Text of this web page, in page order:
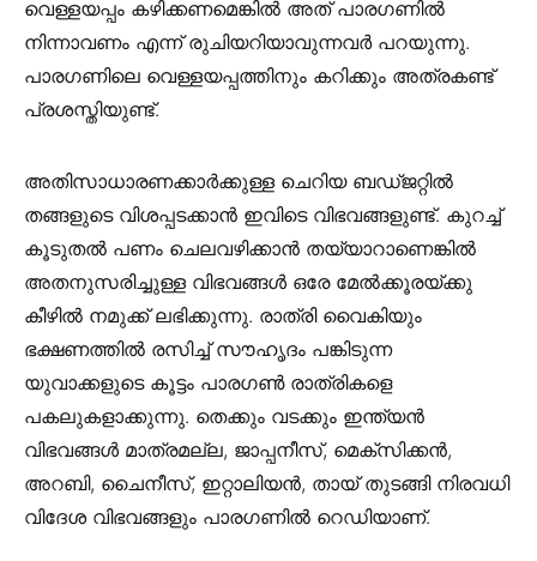
വെള്ളയപ്പം കഴിക്കണമെങ്കില്‍ അത് പാരഗണില്‍
നിന്നാവണം എന്ന് രുചിയറിയാവുന്നവര്‍ പറയുന്നു.
പാരഗണിലെ വെള്ളയപ്പത്തിനും കറിക്കും അത്രകണ്ട്
പ്രശസ്തിയുണ്ട്.
അതിസാധാരണക്കാര്‍ക്കുള്ള ചെറിയ ബഡ്ജറ്റില്‍
തങ്ങളുടെ വിശപ്പടക്കാന്‍ ഇവിടെ വിഭവങ്ങളുണ്ട്. കുറച്ച്
കൂടുതല്‍ പണം ചെലവഴിക്കാന്‍ തയ്യാറാണെങ്കില്‍
അതനുസരിച്ചുള്ള വിഭവങ്ങള്‍ ഒരേ മേല്‍ക്കൂരയ്ക്കു
കീഴില്‍ നമുക്ക് ലഭിക്കുന്നു. രാത്രി വൈകിയും
ഭക്ഷണത്തില്‍ രസിച്ച് സൗഹൃദം പങ്കിടുന്ന
യുവാക്കളുടെ കൂട്ടം പാരഗണ്‍ രാത്രികളെ
പകലുകളാക്കുന്നു. തെക്കും വടക്കും ഇന്ത്യന്‍
വിഭവങ്ങള്‍ മാത്രമല്ല, ജാപ്പനീസ്, മെക്‌സിക്കന്‍,
അറബി, ചൈനീസ്, ഇറ്റാലിയന്‍, തായ് തുടങ്ങി നിരവധി
വിദേശ വിഭവങ്ങളും പാരഗണില്‍ റെഡിയാണ്.